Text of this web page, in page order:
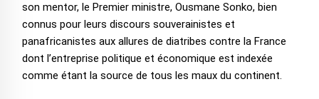
son mentor, le Premier ministre, Ousmane Sonko, bien
connus pour leurs discours souverainistes et
panafricanistes aux allures de diatribes contre la France
dont l’entreprise politique et économique est indexée
comme étant la source de tous les maux du continent.